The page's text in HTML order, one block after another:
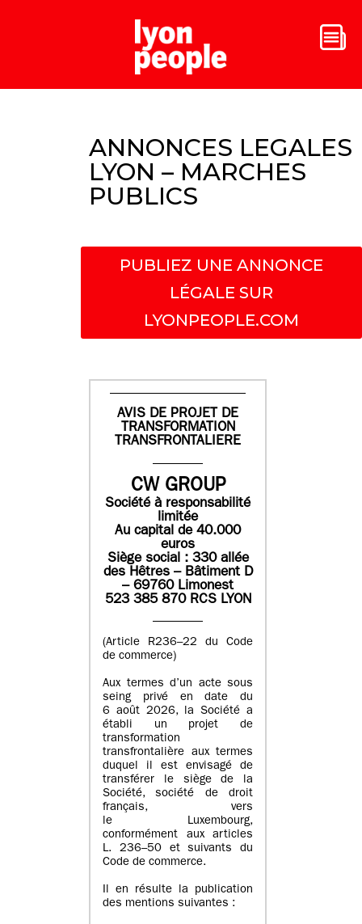
ANNONCES LEGALES
LYON – MARCHES
PUBLICS
PUBLIEZ UNE ANNONCE
LÉGALE SUR
LYONPEOPLE.COM
AVIS DE PROJET DE
TRANSFORMATION
TRANSFRONTALIERE
CW GROUP
Société à responsabilité
limitée
Au capital de 40.000
euros
Siège social : 330 allée
des Hêtres – Bâtiment D
– 69760 Limonest
523 385 870 RCS LYON
(Article R236–22 du Code
de commerce)
Aux termes d’un acte sous
seing privé en date du
6 août 2026, la Société a
établi un projet de
transformation
transfrontalière aux termes
duquel il est envisagé de
transférer le siège de la
Société, société de droit
français, vers
le Luxembourg,
conformément aux articles
L. 236–50 et suivants du
Code de commerce.
Il en résulte la publication
des mentions suivantes :